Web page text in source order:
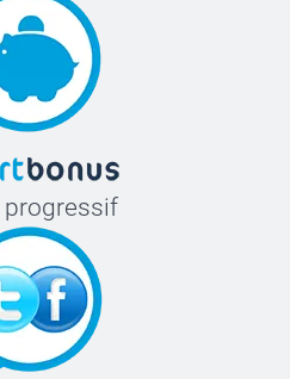
progressif